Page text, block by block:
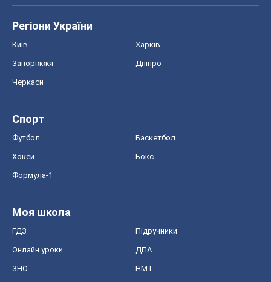
Регіони України
Київ Харків
Запоріжжя Дніпро
Черкаси
Спорт
Футбол Баскетбол
Хокей Бокс
Формула-1
Моя школа
ГДЗ Підручники
Онлайн уроки ДПА
ЗНО НМТ